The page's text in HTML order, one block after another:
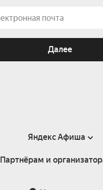
Далее
Яндекс Афиша
Справка
Партнёрам и